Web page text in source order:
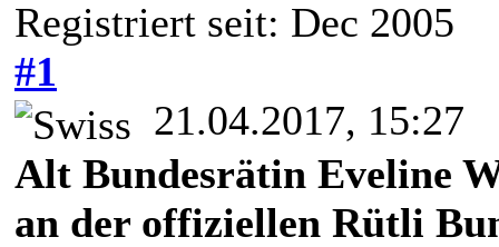
Registriert seit: Dec 2005
#1
21.04.2017, 15:27
Alt Bundesrätin Eveline
an der offiziellen Rütli